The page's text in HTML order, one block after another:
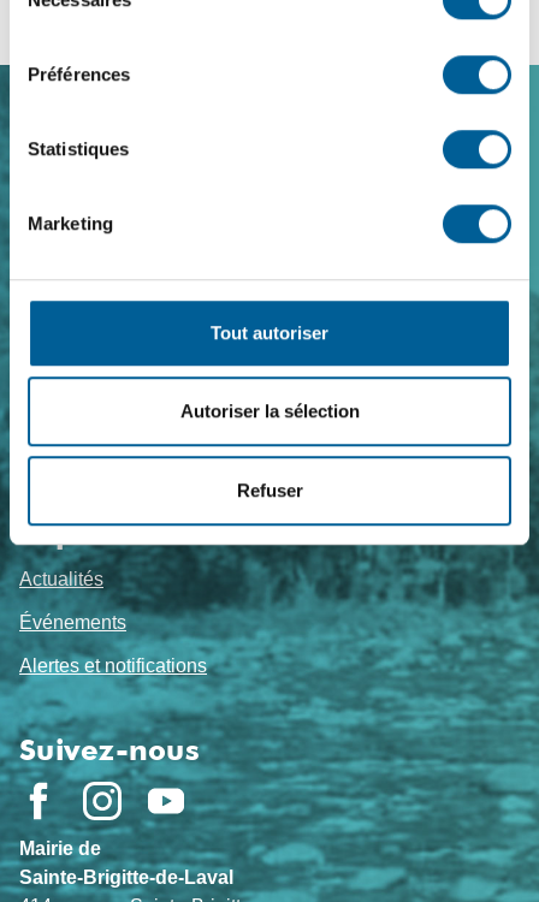
Préférences
Statistiques
Marketing
Tout autoriser
Autoriser la sélection
Refuser
Navigation
de
pied
page
Foire aux questions
Sujets de l'heure
Actualités
Événements
Alertes et notifications
Suivez-nous
Mairie de
Sainte-Brigitte-de-Laval